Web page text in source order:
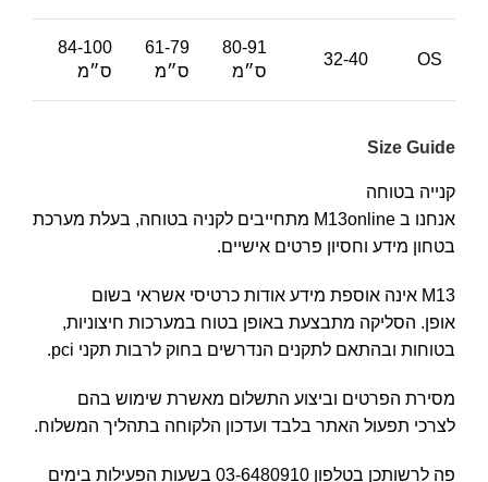
OS
32-40
80-91
ס״מ
61-79
ס״מ
84-100
ס״מ
Size Guide
קנייה בטוחה
אנחנו ב M13online מתחייבים לקניה בטוחה, בעלת מערכת
בטחון מידע וחסיון פרטים אישיים.
M13 אינה אוספת מידע אודות כרטיסי אשראי בשום
אופן. הסליקה מתבצעת באופן בטוח במערכות חיצוניות,
בטוחות ובהתאם לתקנים הנדרשים בחוק לרבות תקני pci.
מסירת הפרטים וביצוע התשלום מאשרת שימוש בהם
לצרכי תפעול האתר בלבד ועדכון הלקוחה בתהליך המשלוח.
פה לרשותכן בטלפון 03-6480910 בשעות הפעילות בימים